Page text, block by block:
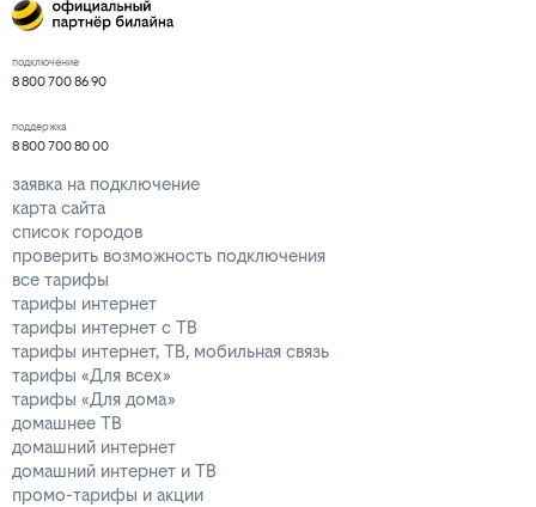
подключение
8 800 700 86 90
поддержка
8 800 700 80 00
заявка на подключение
карта сайта
список городов
проверить возможность подключения
все тарифы
тарифы интернет
тарифы интернет с ТВ
тарифы интернет, ТВ, мобильная связь
тарифы «Для всех»
тарифы «Для дома»
домашнее ТВ
домашний интернет
домашний интернет и ТВ
промо-тарифы и акции